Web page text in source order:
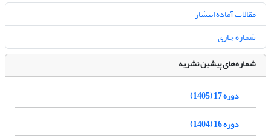
مقالات آماده انتشار
شماره جاری
شماره‌های پیشین نشریه
دوره 17 (1405)
دوره 16 (1404)